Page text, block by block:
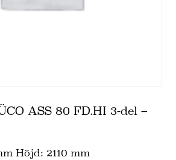
ASS 80 FD.HI 3-del –
Höjd: 2110 mm